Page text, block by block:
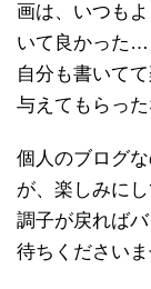
画は、いつも
いて良かった…
自分も書いて
与えてもらっ
個人のブログ
が、楽しみに
調子が戻れば
待ちくださいま